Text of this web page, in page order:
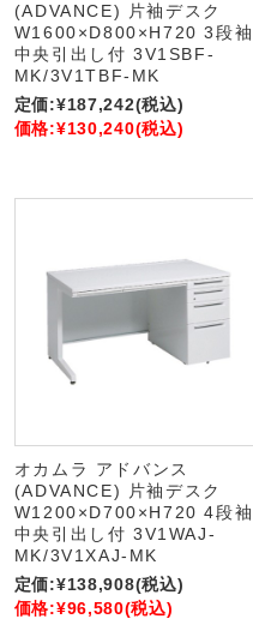
(ADVANCE) 片袖デスク
W1600×D800×H720 3段袖
中央引出し付 3V1SBF-
MK/3V1TBF-MK
定価:¥187,242(税込)
価格:¥130,240(税込)
オカムラ アドバンス
(ADVANCE) 片袖デスク
W1200×D700×H720 4段袖
中央引出し付 3V1WAJ-
MK/3V1XAJ-MK
定価:¥138,908(税込)
価格:¥96,580(税込)